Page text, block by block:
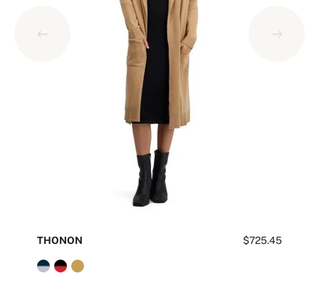
$725.45
THONON